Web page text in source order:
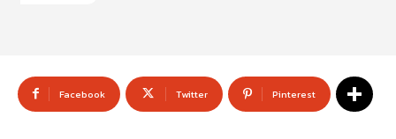
Facebook Twitter Pinterest